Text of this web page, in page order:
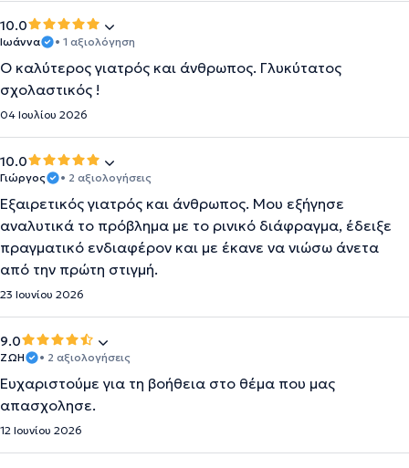
10.0
Ιωάννα • 1 αξιολόγηση
Ο καλύτερος γιατρός και άνθρωπος. Γλυκύτατος
σχολαστικός !
04 Ιουλίου 2026
10.0
Γιώργος • 2 αξιολογήσεις
Εξαιρετικός γιατρός και άνθρωπος. Μου εξήγησε
αναλυτικά το πρόβλημα με το ρινικό διάφραγμα, έδειξε
πραγματικό ενδιαφέρον και με έκανε να νιώσω άνετα
από την πρώτη στιγμή.
23 Ιουνίου 2026
9.0
ΖΩΗ • 2 αξιολογήσεις
Ευχαριστούμε για τη βοήθεια στο θέμα που μας
απασχολησε.
12 Ιουνίου 2026